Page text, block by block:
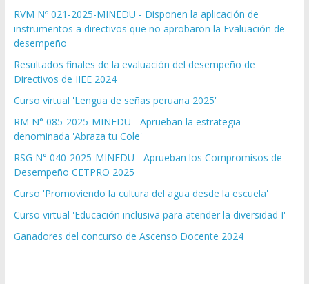
RVM Nº 021-2025-MINEDU - Disponen la aplicación de
instrumentos a directivos que no aprobaron la Evaluación de
desempeño
Resultados finales de la evaluación del desempeño de
Directivos de IIEE 2024
Curso virtual 'Lengua de señas peruana 2025'
RM N° 085-2025-MINEDU - Aprueban la estrategia
denominada 'Abraza tu Cole'
RSG N° 040-2025-MINEDU - Aprueban los Compromisos de
Desempeño CETPRO 2025
Curso 'Promoviendo la cultura del agua desde la escuela'
Curso virtual 'Educación inclusiva para atender la diversidad I'
Ganadores del concurso de Ascenso Docente 2024